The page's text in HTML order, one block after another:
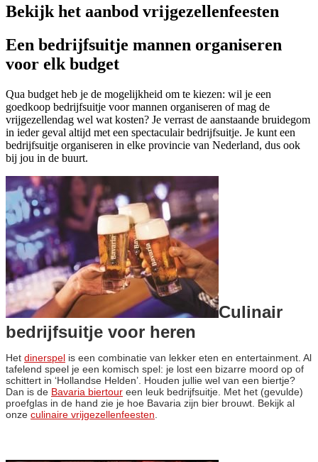
Bekijk het aanbod vrijgezellenfeesten
Een bedrijfsuitje mannen organiseren
voor elk budget
Qua budget heb je de mogelijkheid om te kiezen: wil je een
goedkoop bedrijfsuitje voor mannen organiseren of mag de
vrijgezellendag wel wat kosten? Je verrast de aanstaande bruidegom
in ieder geval altijd met een spectaculair bedrijfsuitje. Je kunt een
bedrijfsuitje organiseren in elke provincie van Nederland, dus ook
bij jou in de buurt.
Culinair
bedrijfsuitje voor heren
Het dinerspel is een combinatie van lekker eten en entertainment. Al
tafelend speel je een komisch spel: je lost een bizarre moord op of
schittert in ‘Hollandse Helden’. Houden jullie wel van een biertje?
Dan is de Bavaria biertour een leuk bedrijfsuitje. Met het (gevulde)
proefglas in de hand zie je hoe Bavaria zijn bier brouwt. Bekijk al
onze culinaire vrijgezellenfeesten